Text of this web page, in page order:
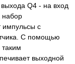
выхода Q4 - на вход
набор
импульсы с
С помощью
выходной